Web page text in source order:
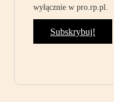
wyłącznie w pro.rp.pl.
Subskrybuj!